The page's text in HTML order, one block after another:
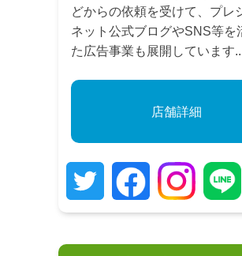
どからの依頼を受けて、プレ
ネット公式ブログやSNS等を
た広告事業も展開しています..
店舗詳細